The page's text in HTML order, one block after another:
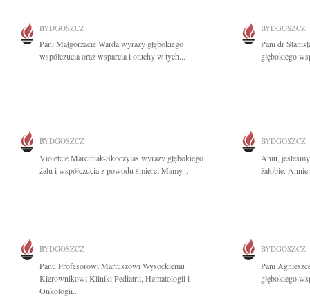
BYDGOSZCZ
Pani Małgorzacie Warda wyrazy głębokiego
współczucia oraz wsparcia i otuchy w tych...
BYDGOSZCZ
Pani dr
głębokiego
BYDGOSZCZ
Violetcie Marciniak-Skoczylas wyrazy głębokiego
żalu i współczucia z powodu śmierci Mamy...
BYDGOSZCZ
Aniu,
żałobie.
BYDGOSZCZ
Panu Profesorowi Mariuszowi Wysockiemu
Kierownikowi Kliniki Pediatrii, Hematologii i
Onkologii...
BYDGOSZCZ
Pani
głębokiego